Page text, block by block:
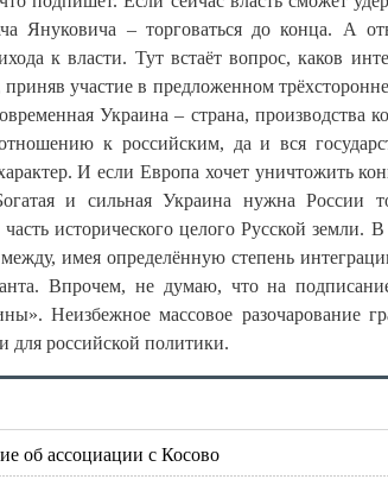
Януковича – торговаться до конца. А
к власти. Тут встаёт вопрос, каков
участие в предложенном
Украина – страна, производства
к российским, да и вся
И если Европа хочет уничтожить
и сильная Украина нужна России
исторического целого Русской
имея определённую степень
Впрочем, не думаю, что на
Неизбежное массовое разочарование
для российской политики.
об ассоциации с Косово